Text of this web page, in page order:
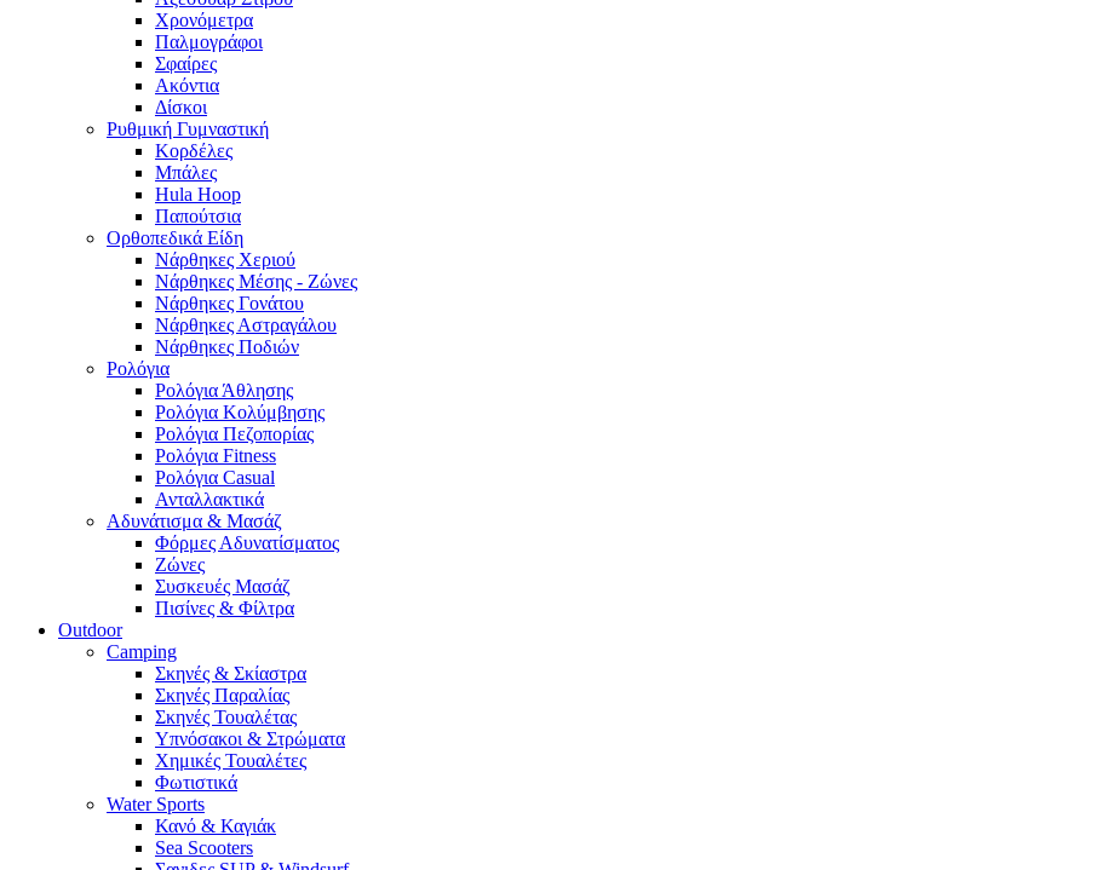
Χρονόμετρα
Παλμογράφοι
Σφαίρες
Ακόντια
Δίσκοι
Ρυθμική Γυμναστική
Κορδέλες
Μπάλες
Hula Hoop
Παπούτσια
Ορθοπεδικά Είδη
Νάρθηκες Χεριού
Νάρθηκες Μέσης - Ζώνες
Νάρθηκες Γονάτου
Νάρθηκες Αστραγάλου
Νάρθηκες Ποδιών
Ρολόγια
Ρολόγια Άθλησης
Ρολόγια Κολύμβησης
Ρολόγια Πεζοπορίας
Ρολόγια Fitness
Ρολόγια Casual
Ανταλλακτικά
Αδυνάτισμα & Μασάζ
Φόρμες Αδυνατίσματος
Ζώνες
Συσκευές Μασάζ
Πισίνες & Φίλτρα
Outdoor
Camping
Σκηνές & Σκίαστρα
Σκηνές Παραλίας
Σκηνές Τουαλέτας
Υπνόσακοι & Στρώματα
Χημικές Τουαλέτες
Φωτιστικά
Water Sports
Κανό & Καγιάκ
Sea Scooters